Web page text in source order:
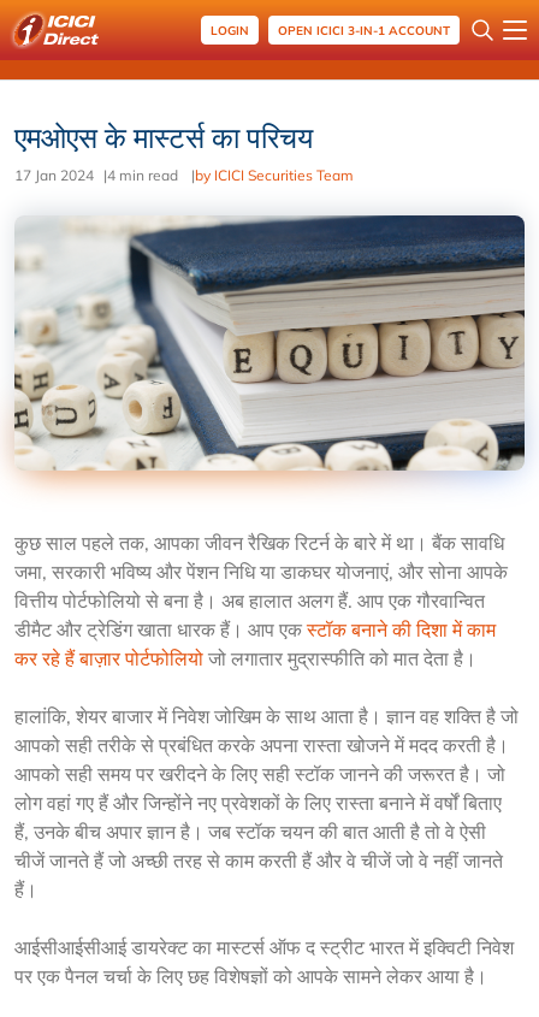
LOGIN OPEN ICICI 3-IN-1 ACCOUNT
एमओएस के मास्टर्स का परिचय
17 Jan 2024 |4 min read |by ICICI Securities Team
कुछ साल पहले तक, आपका जीवन रैखिक रिटर्न के बारे में था। बैंक सावधि
जमा, सरकारी भविष्य और पेंशन निधि या डाकघर योजनाएं, और सोना आपके
वित्तीय पोर्टफोलियो से बना है। अब हालात अलग हैं. आप एक गौरवान्वित
डीमैट और ट्रेडिंग खाता धारक हैं। आप एक स्टॉक बनाने की दिशा में काम
कर रहे हैं बाज़ार पोर्टफोलियो जो लगातार मुद्रास्फीति को मात देता है।
हालांकि, शेयर बाजार में निवेश जोखिम के साथ आता है। ज्ञान वह शक्ति है जो
आपको सही तरीके से प्रबंधित करके अपना रास्ता खोजने में मदद करती है।
आपको सही समय पर खरीदने के लिए सही स्टॉक जानने की जरूरत है। जो
लोग वहां गए हैं और जिन्होंने नए प्रवेशकों के लिए रास्ता बनाने में वर्षों बिताए
हैं, उनके बीच अपार ज्ञान है। जब स्टॉक चयन की बात आती है तो वे ऐसी
चीजें जानते हैं जो अच्छी तरह से काम करती हैं और वे चीजें जो वे नहीं जानते
हैं।
आईसीआईसीआई डायरेक्ट का मास्टर्स ऑफ द स्ट्रीट भारत में इक्विटी निवेश
पर एक पैनल चर्चा के लिए छह विशेषज्ञों को आपके सामने लेकर आया है।